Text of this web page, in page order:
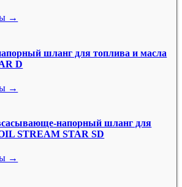
→
шланг для топлива и масла
D
→
напорный шланг для
STREAM STAR SD
→